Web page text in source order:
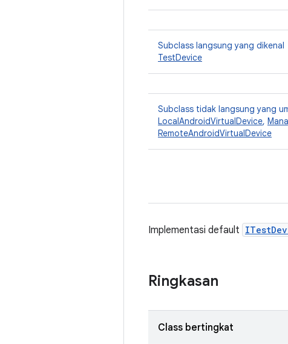
Subclass langsung yang dikenal
TestDevice
Subclass tidak langsung yang
LocalAndroidVirtualDevice,
RemoteAndroidVirtualDevice
Implementasi default
Ringkasan
Class bertingkat